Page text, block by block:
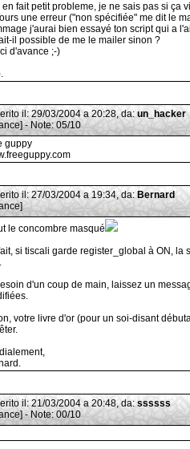
en fait petit probleme, je ne sais pas si ça
une erreur ("non spécifiée" me dit le
j'aurai bien essayé ton script qui a
il possible de me le mailer sinon ?
d'avance ;-)
il: 29/03/2004 a 20:28, da:un_hacker
- Note: 05/10
guppy
il: 27/03/2004 a 19:34, da:Bernard
le concombre masqué
si tiscali garde register_global à ON,
d'un coup de main, laissez un
votre livre d'or (pour un soi-disant
il: 21/03/2004 a 20:48, da:ssssss
- Note: 00/10